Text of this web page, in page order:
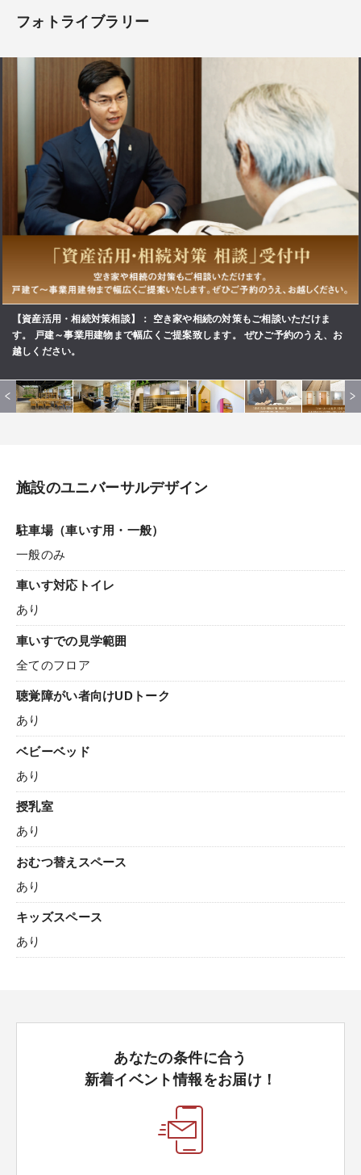
フォトライブラリー
【資産活用・相続対策相談】
空き家や相続の対策もご相談いただけま
す。 戸建～事業用建物まで幅広くご提案致します。 ぜひご予約のうえ、お
越しください。
施設のユニバーサルデザイン
駐車場（車いす用・一般）
一般のみ
車いす対応トイレ
あり
車いすでの見学範囲
全てのフロア
聴覚障がい者向けUDトーク
あり
ベビーベッド
あり
授乳室
あり
おむつ替えスペース
あり
キッズスペース
あり
あなたの条件に合う
新着イベント情報をお届け！